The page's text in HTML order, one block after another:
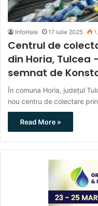
InfoHale 17 iulie 2025
Centrul de
din Horia, Tulcea
semnat de
În comuna Horia, județul
nou centru de colectare
Read More »